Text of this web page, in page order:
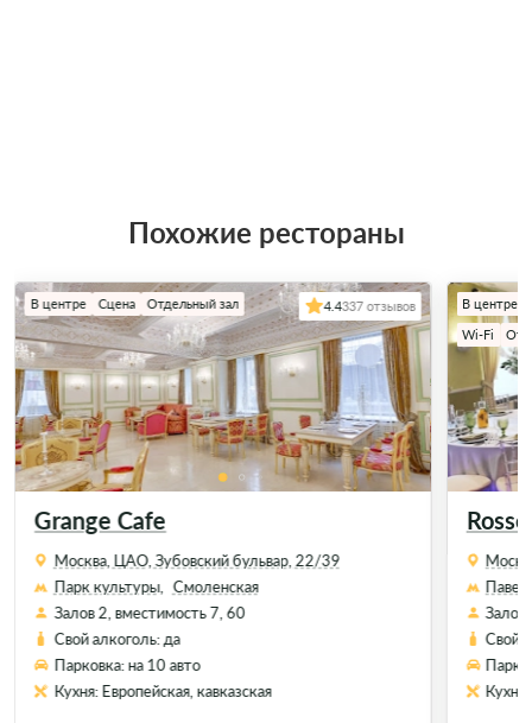
Похожие рестораны
Grange Cafe
В центре Сцена Отдельный зал 4.4337 отзывов
Москва, ЦАО, Зубовский бульвар, 22/39
Парк культуры,
Смоленская
Залов 2, вместимость 7, 60
Свой алкоголь: да
Парковка: на 10 авто
Кухня: Европейская, кавказская
В центре
Wi-Fi
Залов
Свой